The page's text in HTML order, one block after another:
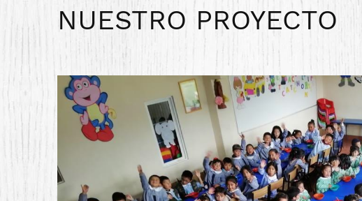
NUESTRO PROYECTO